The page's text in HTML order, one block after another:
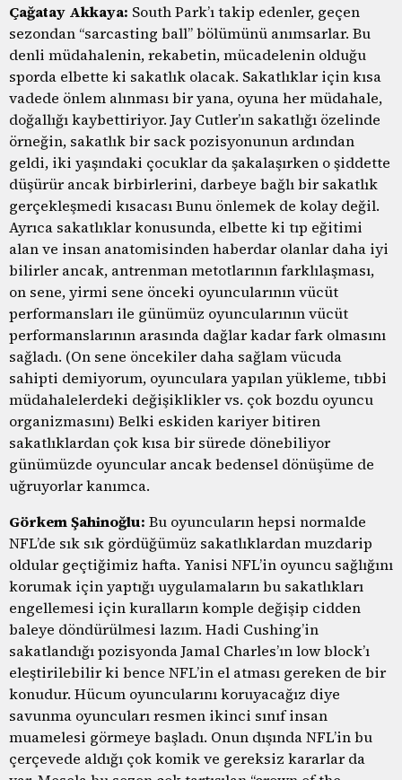
Çağatay Akkaya: South Park’ı takip edenler, geçen
sezondan “sarcasting ball” bölümünü anımsarlar. Bu
denli müdahalenin, rekabetin, mücadelenin olduğu
sporda elbette ki sakatlık olacak. Sakatlıklar için kısa
vadede önlem alınması bir yana, oyuna her müdahale,
doğallığı kaybettiriyor. Jay Cutler’ın sakatlığı özelinde
örneğin, sakatlık bir sack pozisyonunun ardından
geldi, iki yaşındaki çocuklar da şakalaşırken o şiddette
düşürür ancak birbirlerini, darbeye bağlı bir sakatlık
gerçekleşmedi kısacası Bunu önlemek de kolay değil.
Ayrıca sakatlıklar konusunda, elbette ki tıp eğitimi
alan ve insan anatomisinden haberdar olanlar daha iyi
bilirler ancak, antrenman metotlarının farklılaşması,
on sene, yirmi sene önceki oyuncularının vücüt
performansları ile günümüz oyuncularının vücüt
performanslarının arasında dağlar kadar fark olmasını
sağladı. (On sene öncekiler daha sağlam vücuda
sahipti demiyorum, oyunculara yapılan yükleme, tıbbi
müdahalelerdeki değişiklikler vs. çok bozdu oyuncu
organizmasını) Belki eskiden kariyer bitiren
sakatlıklardan çok kısa bir sürede dönebiliyor
günümüzde oyuncular ancak bedensel dönüşüme de
uğruyorlar kanımca.
Görkem Şahinoğlu: Bu oyuncuların hepsi normalde
NFL’de sık sık gördüğümüz sakatlıklardan muzdarip
oldular geçtiğimiz hafta. Yanisi NFL’in oyuncu sağlığını
korumak için yaptığı uygulamaların bu sakatlıkları
engellemesi için kuralların komple değişip cidden
baleye döndürülmesi lazım. Hadi Cushing’in
sakatlandığı pozisyonda Jamal Charles’ın low block’ı
eleştirilebilir ki bence NFL’in el atması gereken de bir
konudur. Hücum oyuncularını koruyacağız diye
savunma oyuncuları resmen ikinci sınıf insan
muamelesi görmeye başladı. Onun dışında NFL’in bu
çerçevede aldığı çok komik ve gereksiz kararlar da